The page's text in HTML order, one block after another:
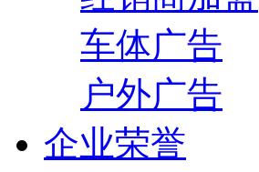
车体广告
户外广告
企业荣誉